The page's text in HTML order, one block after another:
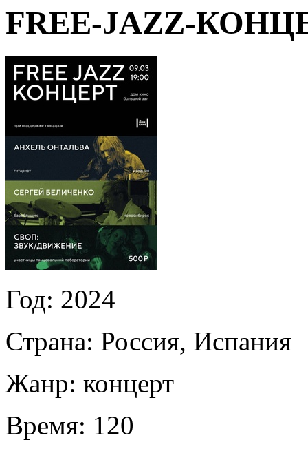
FREE-JAZZ-
Год: 2024
Страна: Россия, Испания
Жанр: концерт
Время: 120